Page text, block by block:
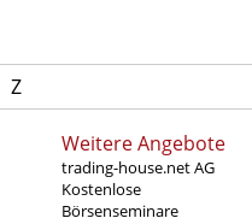
Z
Weitere Angebote
trading-house.net AG
Kostenlose
Börsenseminare